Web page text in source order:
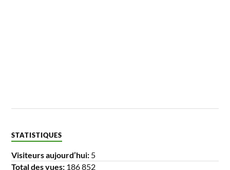
STATISTIQUES
Visiteurs aujourd’hui: 5
Total des vues: 186 852